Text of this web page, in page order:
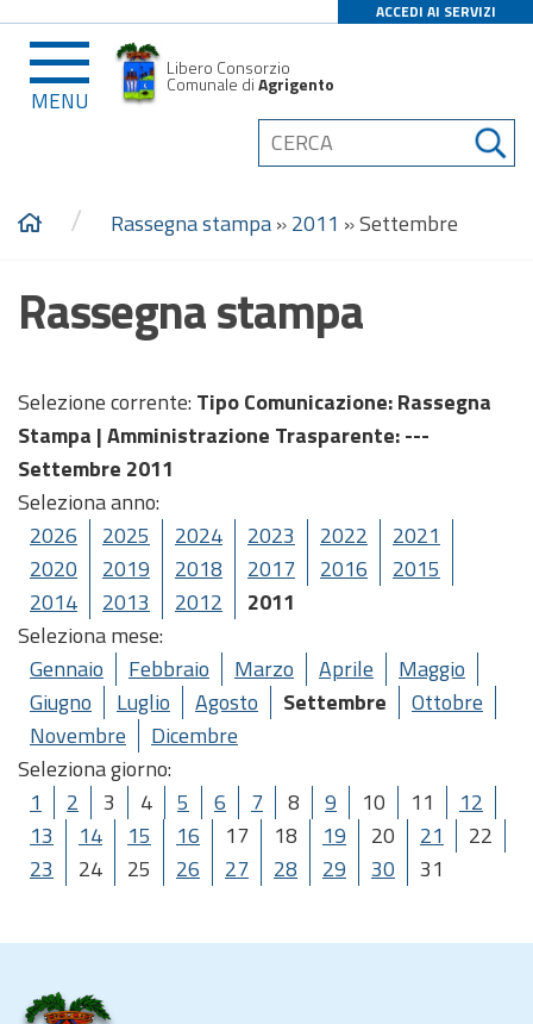
ACCEDI AI SERVIZI
MENU
Libero Consorzio
Comunale diAgrigento
/ Rassegna stampa»2011 »Settembre
Rassegna stampa
Selezione corrente: Tipo Comunicazione: Rassegna
Stampa |Amministrazione Trasparente: ---
Settembre 2011
Seleziona anno:
2026
2025 2024 2023 2022
2021
2020
2019 2018 2017 2016
2015
2014
2013 2012
2011
Seleziona mese:
Gennaio
Febbraio Marzo Aprile
Maggio
Giugno
Luglio Agosto Settembre
Ottobre
Novembre
Dicembre
Seleziona giorno:
1
2 3 4 5 6 7 8 9 10 11
12
13
14 15 16 17 18 19 20 21
22
23
24 25 26 27 28 29 30 31